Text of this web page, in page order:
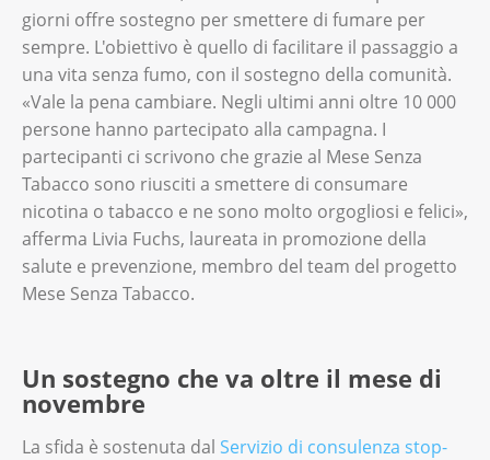
giorni offre sostegno per smettere di fumare per
sempre. L'obiettivo è quello di facilitare il passaggio a
una vita senza fumo, con il sostegno della comunità.
«Vale la pena cambiare. Negli ultimi anni oltre 10 000
persone hanno partecipato alla campagna. I
partecipanti ci scrivono che grazie al Mese Senza
Tabacco sono riusciti a smettere di consumare
nicotina o tabacco e ne sono molto orgogliosi e felici»,
afferma Livia Fuchs, laureata in promozione della
salute e prevenzione, membro del team del progetto
Mese Senza Tabacco.
Un sostegno che va oltre il mese di
novembre
La sfida è sostenuta dal Servizio di consulenza stop-